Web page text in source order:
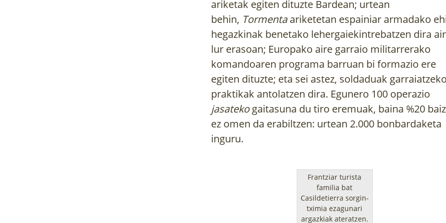
ariketak egiten dituzte Bardean; urtean
behin, Tormentaariketetan espainiar armadako
hegazkinak benetako lehergaiekintrebatzen dira
lur erasoan; Europako aire garraio militarrerako
komandoaren programa barruan bi formazio ere
egiten dituzte; eta sei astez, soldaduak garraiatzeko
praktikak antolatzen dira. Egunero 100 operazio
jasatekogaitasuna du tiro eremuak, baina %20
ez omen da erabiltzen: urtean 2.000 bonbardaketa
inguru.
Frantziar turista
familia bat
Casildetierra sorgin-
tximia ezagunari
argazkiak ateratzen.